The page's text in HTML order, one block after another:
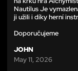
Nautilus Je
ji užili i díky herní
Doporučujeme
JOHN
May 11, 2026